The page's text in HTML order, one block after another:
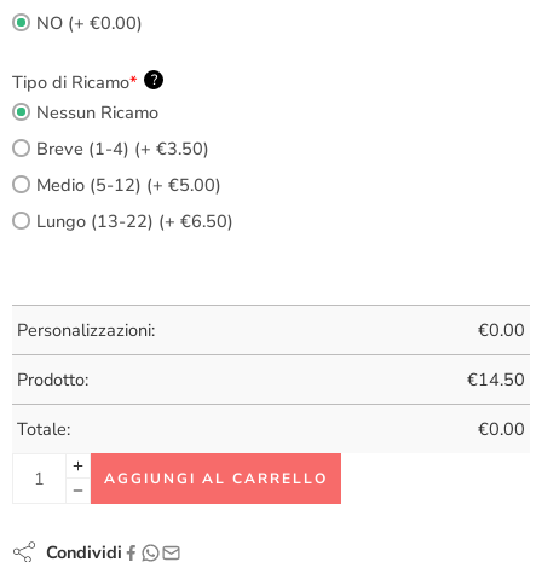
NO (+ €0.00)
Tipo di Ricamo* ?
Nessun Ricamo
Breve (1-4) (+ €3.50)
Medio (5-12) (+ €5.00)
Lungo (13-22) (+ €6.50)
Personalizzazioni: €0.00
Prodotto: €14.50
Totale: €0.00
AGGIUNGI AL CARRELLO
Condividi